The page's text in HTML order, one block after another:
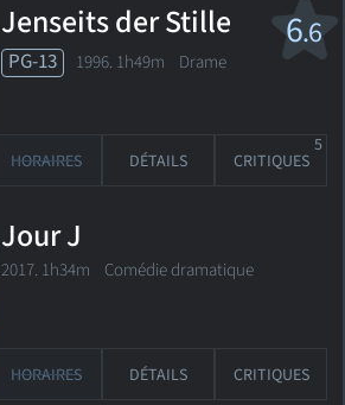
6.6
Jenseits der Stille
PG-13 1996. 1h49m Drame
HORAIRES DÉTAILS CRITIQUES
5
Jour J
2017. 1h34m Comédie dramatique
HORAIRES DÉTAILS CRITIQUES